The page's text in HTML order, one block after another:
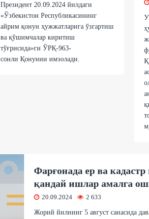
Президент 20.09.2024 йилдаги
«Ўзбекистон Республикасининг
айрим қонун ҳужжатларига ўзгартиш
ва қўшимчалар киритиш
тўғрисида»ги ЎРҚ-963-
сонли Қонунни имзолади.
Фарғонада ер ва кадастр
қандай ишлар амалга
20.09.2024 2 633
Жорий йилнинг 5 август санасида